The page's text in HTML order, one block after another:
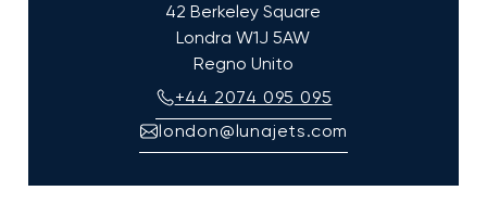
42 Berkeley Square
Londra W1J 5AW
Regno Unito
+44 2074 095 095
london@lunajets.com